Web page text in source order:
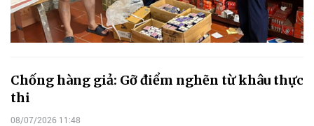
Chống hàng giả: Gỡ điểm nghẽn từ khâu thực
thi
08/07/2026 11:48